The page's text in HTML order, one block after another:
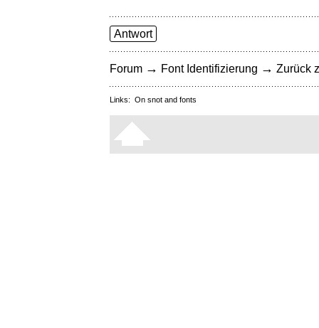
Antwort
Forum → Font Identifizierung → Zurück
Links: On snot and fonts